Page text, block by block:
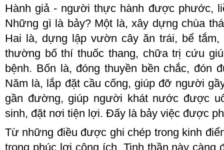
Hành giả - người thực hành được phước,
Những gì là bảy? Một là, xây dựng chùa
Hai là, dựng lập vườn cây ăn trái, bể tắm,
thường bố thí thuốc thang, chữa trị cứu
bệnh. Bốn là, đóng thuyền bền chắc, đón
Năm là, lắp đặt cầu cống, giúp đỡ người
gần đường, giúp người khát nước được
sinh, đặt nơi tiện lợi. Đấy là bảy việc được
Từ những điều được ghi chép trong kinh
trọng phúc lợi công ích. Tinh thần này càng